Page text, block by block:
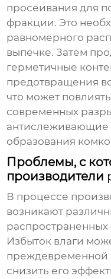
просеивания для
фракции. Это
равномерного
выпечке. Затем
герметичные
предотвращения
что может
современных
антислеживающие
образования
Проблемы, с
производители
В процессе
возникают
распространенных
Избыток влаги
преждевременной
снизить его